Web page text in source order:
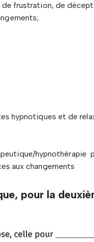
frustration, de
hypnotiques et de
aux changements
pour la